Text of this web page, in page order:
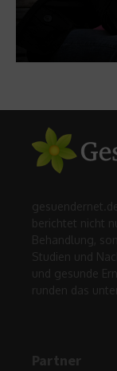
berichtet nicht
Behandlung,
Studien und
und gesunde
runden das
Partner